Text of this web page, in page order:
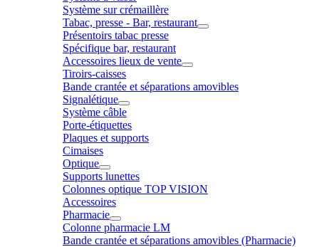
Système sur crémaillère
Tabac, presse - Bar, restaurant
Présentoirs tabac presse
Spécifique bar, restaurant
Accessoires lieux de vente
Tiroirs-caisses
Bande crantée et séparations amovibles
Signalétique
Système câble
Porte-étiquettes
Plaques et supports
Cimaises
Optique
Supports lunettes
Colonnes optique TOP VISION
Accessoires
Pharmacie
Colonne pharmacie LM
Bande crantée et séparations amovibles (Pharmacie)